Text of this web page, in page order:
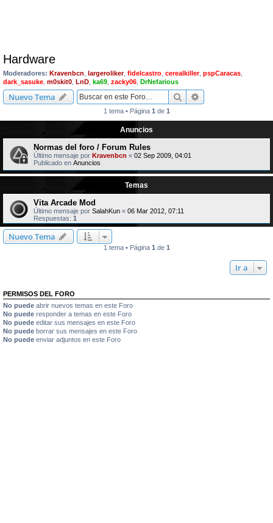
Hardware
Moderadores: Kravenbcn largeroliker, fidelcastro cerealkiller, pspCaracas
dark_sasuke m0skit0 LnD ka69 zacky06 DrNefarious
Nuevo Tema Buscar
1 tema • Página 1 de 1
Anuncios
Normas del foro / Forum Rules
Último mensaje por Kravenbcn « 02 Sep 2009, 04:01
Publicado en Anuncios
Temas
Vita Arcade Mod
Último mensaje por SalahKun « 06 Mar 2012, 07:11
Respuestas: 1
Nuevo Tema
1 tema • Página 1 de 1
Ir a
PERMISOS DEL FORO
No puede abrir nuevos temas en este Foro
No puede responder a temas en este Foro
No puede editar sus mensajes en este Foro
No puede borrar sus mensajes en este Foro
No puede enviar adjuntos en este Foro